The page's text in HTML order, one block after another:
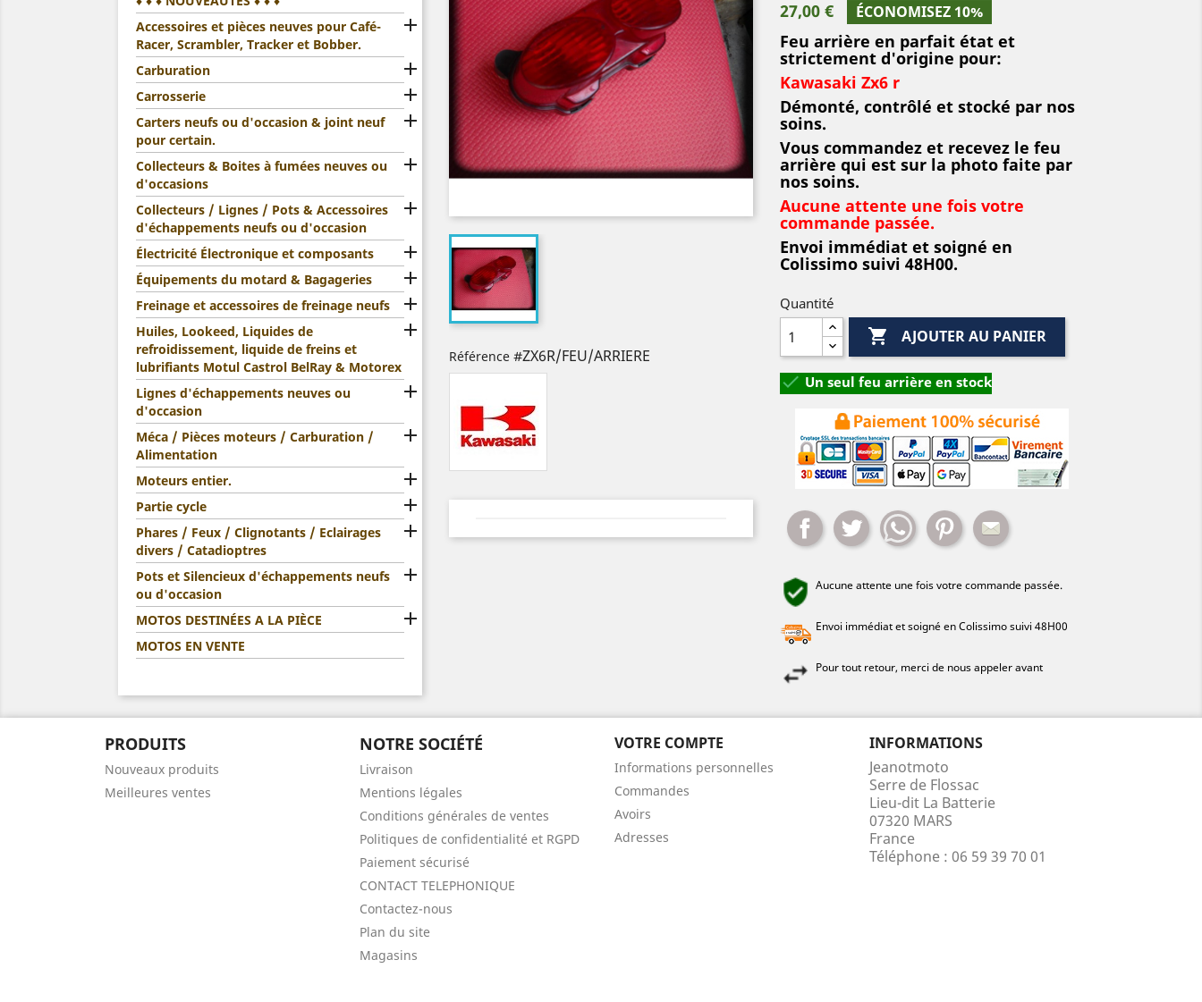
Accessoires et pièces neuves pour Café-
Racer, Scrambler, Tracker et Bobber.

Carburation 
Carrosserie 
Carters neufs ou d'occasion & joint neuf
pour certain.

Collecteurs & Boites à fumées neuves ou
d'occasions

Collecteurs / Lignes / Pots & Accessoires
d'échappements neufs ou d'occasion

Électricité Électronique et composants 
Équipements du motard & Bagageries 
Freinage et accessoires de freinage neufs 
Huiles, Lookeed, Liquides de
refroidissement, liquide de freins et
lubrifiants Motul Castrol BelRay & Motorex

Lignes d'échappements neuves ou
d'occasion

Méca / Pièces moteurs / Carburation /
Alimentation

Moteurs entier. 
Partie cycle 
Phares / Feux / Clignotants / Eclairages
divers / Catadioptres

Pots et Silencieux d'échappements neufs
ou d'occasion

MOTOS DESTINÉES A LA PIÈCE 
MOTOS EN VENTE
Référence #ZX6R/FEU/ARRIERE
27,00 € ÉCONOMISEZ 10%
Feu arrière en parfait état et
strictement d'origine pour:
Kawasaki Zx6 r
Démonté, contrôlé et stocké par nos
soins.
Vous commandez et recevez le feu
arrière qui est sur la photo faite par
nos soins.
Aucune attente une fois votre
commande passée.
Envoi immédiat et soigné en
Colissimo suivi 48H00.
Quantité
 AJOUTER AU PANIER
 Un seul feu arrière en stock
PartagerTweet WhatsappPinterestMail
Aucune attente une fois votre commande passée.
Envoi immédiat et soigné en Colissimo suivi 48H00
Pour tout retour, merci de nous appeler avant
PRODUITS
Nouveaux produits
Meilleures ventes
NOTRE SOCIÉTÉ
Livraison
Mentions légales
Conditions générales de ventes
Politiques de confidentialité et RGPD
Paiement sécurisé
CONTACT TELEPHONIQUE
Contactez-nous
Plan du site
Magasins
VOTRE COMPTE
Informations personnelles
Commandes
Avoirs
Adresses
INFORMATIONS
Jeanotmoto
Serre de Flossac
Lieu-dit La Batterie
07320 MARS
France
Téléphone : 06 59 39 70 01